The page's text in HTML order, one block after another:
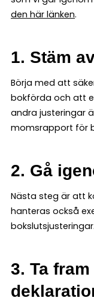
den här länken.
1. Stäm
Börja med att
bokförda och att
andra justeringar
momsrapport för
2. Gå
Nästa steg är att
hanteras också
bokslutsjusteringar.
3. Ta